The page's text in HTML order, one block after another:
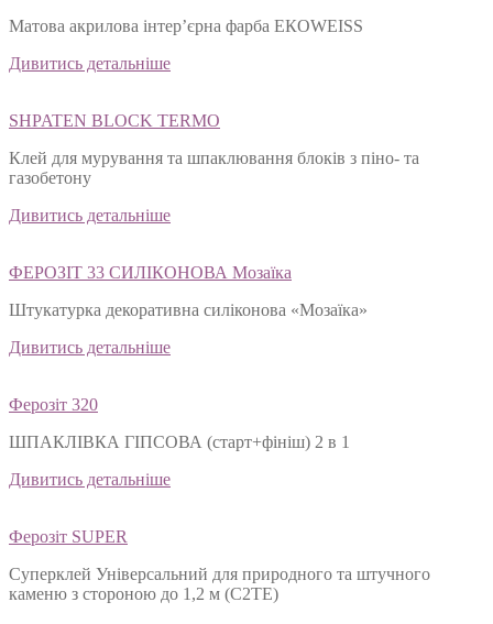
Матова акрилова інтер’єрна фарба ЕКОWEISS
Дивитись детальніше
SHPATEN BLOСK TERMO
Клей для мурування та шпаклювання блоків з піно- та
газобетону
Дивитись детальніше
ФЕРОЗІТ 33 СИЛІКОНОВА Мозаїка
Штукатурка декоративна силіконова «Мозаїка»
Дивитись детальніше
Ферозіт 320
ШПАКЛІВКА ГІПСОВА (старт+фініш) 2 в 1
Дивитись детальніше
Ферозіт SUPER
Суперклей Універсальний для природного та штучного
каменю з стороною до 1,2 м (C2TЕ)